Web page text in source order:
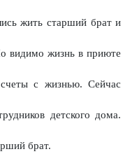
жить старший брат и
видимо жизнь в приюте
с жизнью. Сейчас
детского дома.
брат.